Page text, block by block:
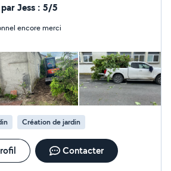
Jess : 5/5
encore merci
Création de jardin
Contacter